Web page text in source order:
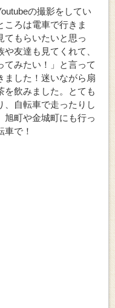
の撮影をしてい
ころは電車で行きま
てもらいたいと思っ
友達も見てくれて、
てみたい！」と言って
ました！迷いながら扇
を飲みました。とても
、自転車で走ったりし
旭町や金城町にも行っ
で！